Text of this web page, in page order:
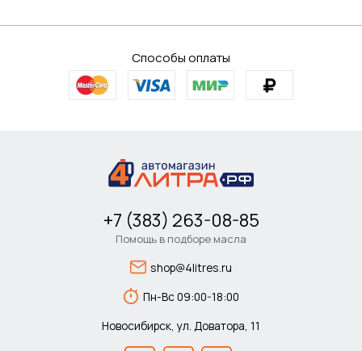
Способы оплаты
+7 (383) 263-08-85
Помощь в подборе масла
shop@4litres.ru
Пн-Вс 09:00-18:00
Новосибирск, ул. Доватора, 11